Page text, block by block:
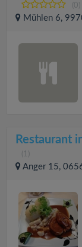
(0)
Mühlen 6,
Restaurant
(1)
Anger 15,